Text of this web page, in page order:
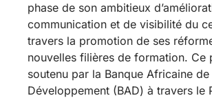
phase de son ambitieux
communication et de visibilité du
travers la promotion de ses
nouvelles filières de formation. Ce
soutenu par la Banque Africaine de
Développement (BAD) à travers le